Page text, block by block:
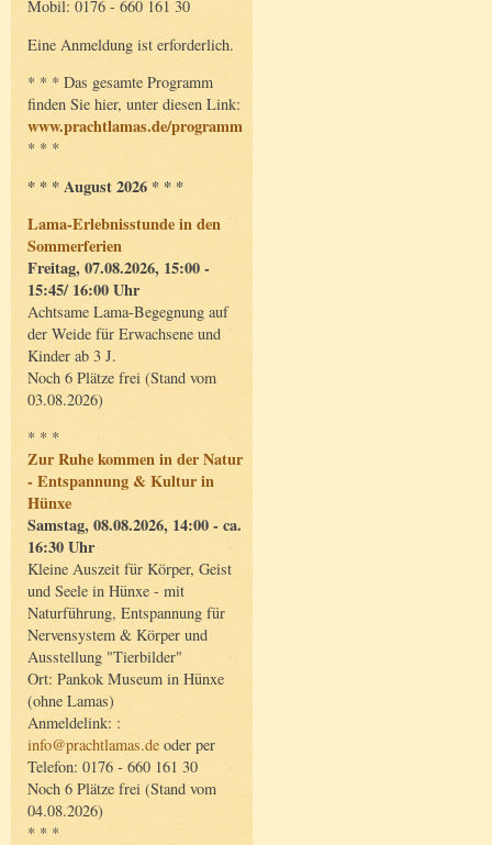
Mobil: 0176 - 660 161 30
Eine Anmeldung ist erforderlich.
* * * Das gesamte Programm
finden Sie hier, unter diesen Link:
www.prachtlamas.de/programm
* * *
* * * August 2026 * * *
Lama-Erlebnisstunde in den
Sommerferien
Freitag, 07.08.2026, 15:00 -
15:45/ 16:00 Uhr
Achtsame Lama-Begegnung auf
der Weide für Erwachsene und
Kinder ab 3 J.
Noch 6 Plätze frei (Stand vom
03.08.2026)
* * *
Zur Ruhe kommen in der Natur
- Entspannung & Kultur in
Hünxe
Samstag, 08.08.2026, 14:00 - ca.
16:30 Uhr
Kleine Auszeit für Körper, Geist
und Seele in Hünxe - mit
Naturführung, Entspannung für
Nervensystem & Körper und
Ausstellung "Tierbilder"
Ort: Pankok Museum in Hünxe
(ohne Lamas)
Anmeldelink: :
info@prachtlamas.de oder per
Telefon: 0176 - 660 161 30
Noch 6 Plätze frei (Stand vom
04.08.2026)
* * *